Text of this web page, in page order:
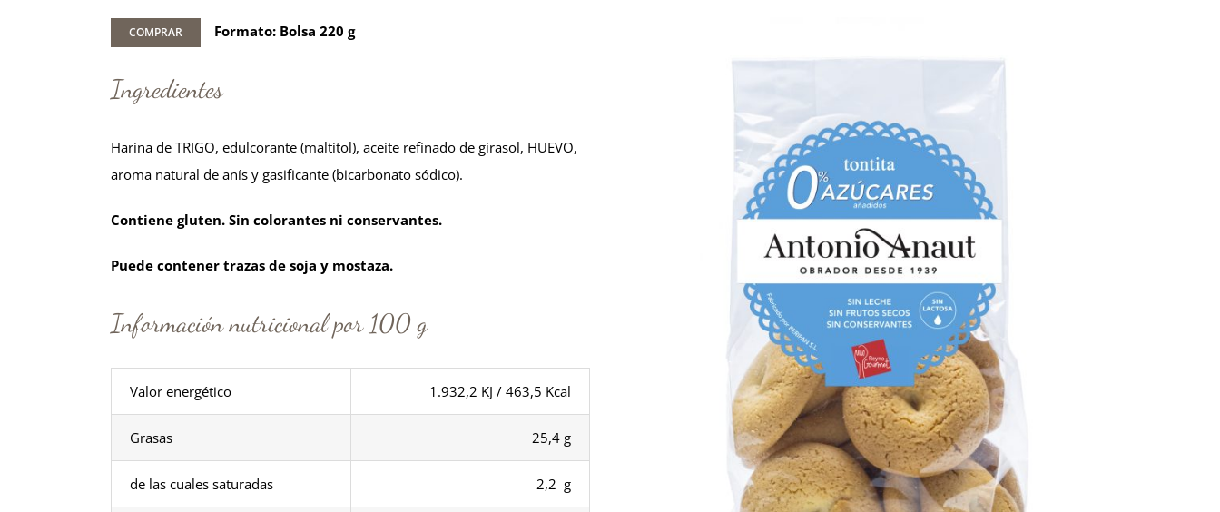
COMPRAR Formato: Bolsa 220 g
Ingredientes
Harina de TRIGO, edulcorante (maltitol), aceite refinado de girasol, HUEVO,
aroma natural de anís y gasificante (bicarbonato sódico).
Contiene gluten. Sin colorantes ni conservantes.
Puede contener trazas de soja y mostaza.
Información nutricional por 100 g
Valor energético 1.932,2 KJ / 463,5 Kcal
Grasas 25,4 g
de las cuales saturadas 2,2 g